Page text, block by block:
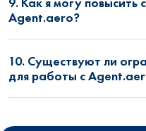
Agent.aero?
10. Существуют ли
для работы с